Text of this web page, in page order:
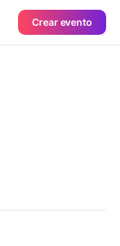
Crear evento